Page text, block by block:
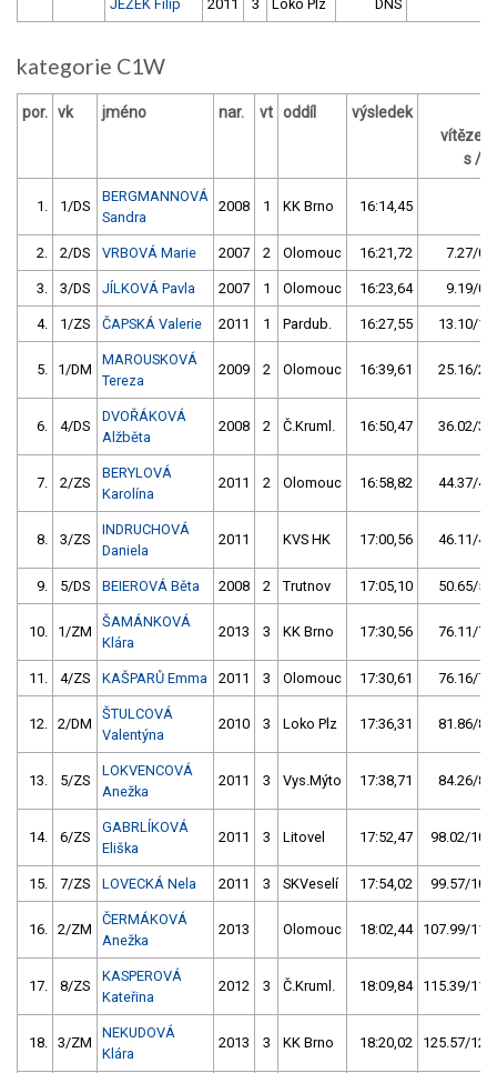
JEŽEK Filip 2011 3 Loko Plz DNS
kategorie C1W
por. vk jméno nar. vt oddíl výsledek
vítězem
s / %
1. 1/DS
BERGMANNOVÁ
Sandra
2008 1 KK Brno 16:14,45
2. 2/DS VRBOVÁ Marie 2007 2 Olomouc 16:21,72 7.27/0,7
3. 3/DS JÍLKOVÁ Pavla 2007 1 Olomouc 16:23,64 9.19/0,9
4. 1/ZS ČAPSKÁ Valerie 2011 1 Pardub. 16:27,55 13.10/1,3
5. 1/DM
MAROUSKOVÁ
Tereza
2009 2 Olomouc 16:39,61 25.16/2,6
6. 4/DS
DVOŘÁKOVÁ
Alžběta
2008 2 Č.Kruml. 16:50,47 36.02/3,7
7. 2/ZS
BERYLOVÁ
Karolína
2011 2 Olomouc 16:58,82 44.37/4,6
8. 3/ZS
INDRUCHOVÁ
Daniela
2011 KVS HK 17:00,56 46.11/4,7
9. 5/DS BEIEROVÁ Běta 2008 2 Trutnov 17:05,10 50.65/5,2
10. 1/ZM
ŠAMÁNKOVÁ
Klára
2013 3 KK Brno 17:30,56 76.11/7,8
11. 4/ZS KAŠPARŮ Emma 2011 3 Olomouc 17:30,61 76.16/7,8
12. 2/DM
ŠTULCOVÁ
Valentýna
2010 3 Loko Plz 17:36,31 81.86/8,4
13. 5/ZS
LOKVENCOVÁ
Anežka
2011 3 Vys.Mýto 17:38,71 84.26/8,6
14. 6/ZS
GABRLÍKOVÁ
Eliška
2011 3 Litovel 17:52,47 98.02/10,1
15. 7/ZS LOVECKÁ Nela 2011 3 SKVeselí 17:54,02 99.57/10,2
16. 2/ZM
ČERMÁKOVÁ
Anežka
2013 Olomouc 18:02,44 107.99/11,1
17. 8/ZS
KASPEROVÁ
Kateřina
2012 3 Č.Kruml. 18:09,84 115.39/11,8
18. 3/ZM
NEKUDOVÁ
Klára
2013 3 KK Brno 18:20,02 125.57/12,9